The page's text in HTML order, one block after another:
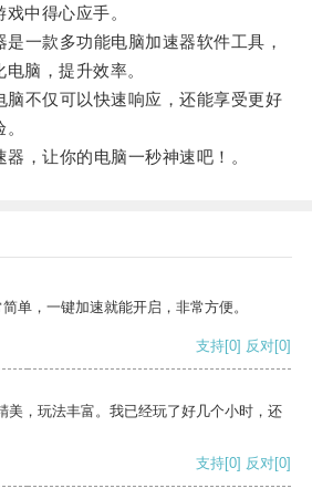
中得心应手。
一款多功能电脑加速器软件工具，
脑，提升效率。
不仅可以快速响应，还能享受更好
让你的电脑一秒神速吧！。
单，一键加速就能开启，非常方便。
支持[0] 反对[0]
美，玩法丰富。我已经玩了好几个小时，还
支持[0] 反对[0]